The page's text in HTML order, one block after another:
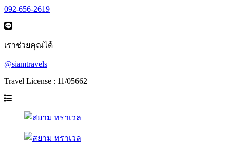
092-656-2619
เราช่วยคุณได้
@siamtravels
Travel License : 11/05662